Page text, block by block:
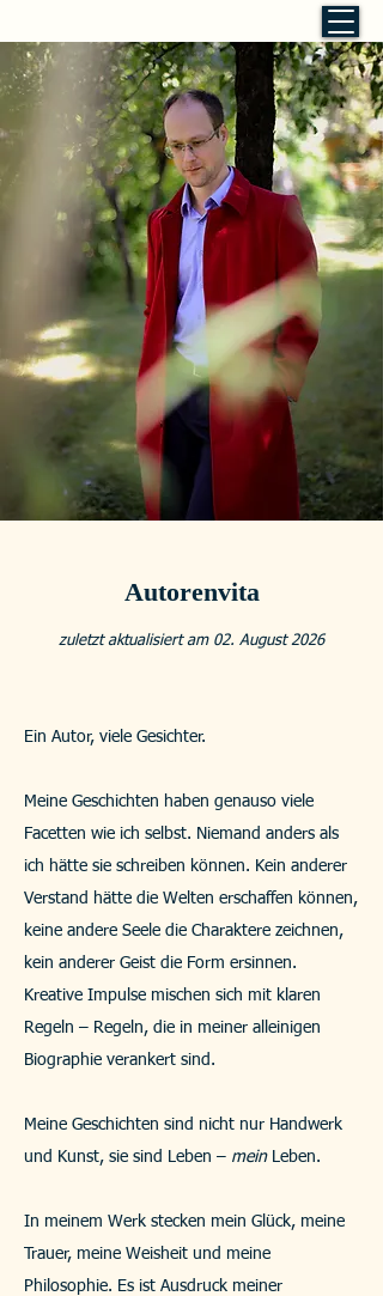
Autorenvita
zuletzt aktualisiert am 02. August 2026
Ein Autor, viele Gesichter.
Meine Geschichten haben genauso viele
Facetten wie ich selbst. Niemand anders als
ich hätte sie schreiben können. Kein anderer
Verstand hätte die Welten erschaffen können,
keine andere Seele die Charaktere zeichnen,
kein anderer Geist die Form ersinnen.
Kreative Impulse mischen sich mit klaren
Regeln – Regeln, die in meiner alleinigen
Biographie verankert sind.
Meine Geschichten sind nicht nur Handwerk
und Kunst, sie sind Leben – mein Leben.
In meinem Werk stecken mein Glück, meine
Trauer, meine Weisheit und meine
Philosophie. Es ist Ausdruck meiner